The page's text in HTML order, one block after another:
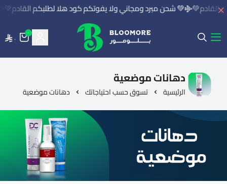
القادم💚 💚 شحن مبرد ومجاني ولا يفوتكم كود هلا لطلبكم القادم💚
بلومور | BLOOMORE
٠
٠
دهانات موضعية
الرئيسية تسوق حسب احتياجاتك دهانات موضعية